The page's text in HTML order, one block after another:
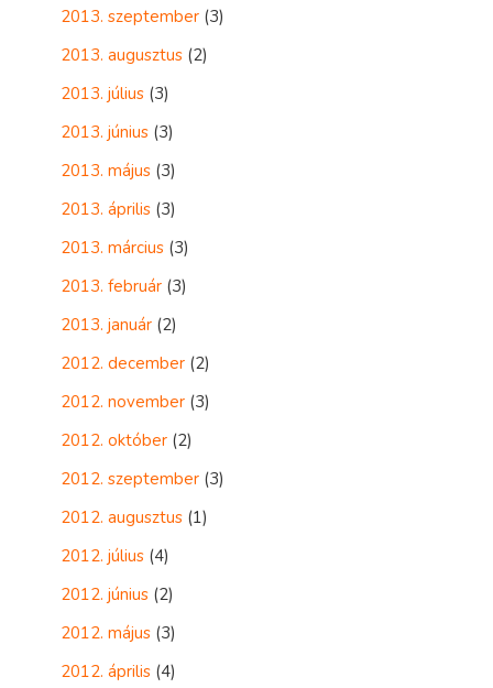
2013. szeptember (3)
2013. augusztus (2)
2013. július (3)
2013. június (3)
2013. május (3)
2013. április (3)
2013. március (3)
2013. február (3)
2013. január (2)
2012. december (2)
2012. november (3)
2012. október (2)
2012. szeptember (3)
2012. augusztus (1)
2012. július (4)
2012. június (2)
2012. május (3)
2012. április (4)